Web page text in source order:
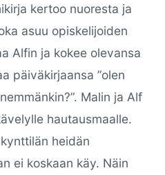
kertoo nuoresta ja
asuu opiskelijoiden
Alfin ja kokee olevansa
päiväkirjaansa ”olen
Malin ja Alf
hautausmaalle.
heidän
ei koskaan käy. Näin